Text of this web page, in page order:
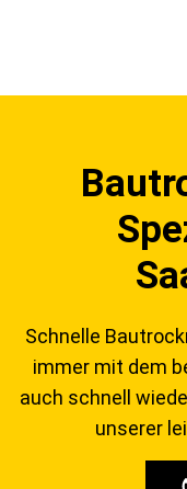
Schnelle
immer mit dem
auch schnell
unserer